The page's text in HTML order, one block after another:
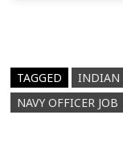
TAGGED
INDIAN
NAVY OFFICER JOB